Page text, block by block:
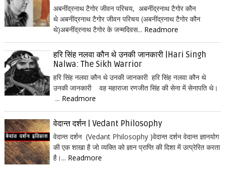
अबनींद्रनाथ टैगोर जीवन परिचय, अबनींद्रनाथ टैगोर कौन
थे अबनींद्रनाथ टैगोर जीवन परिचय (अबनींद्रनाथ टैगोर कौन
थे)अबनींद्रनाथ टैगोर के जन्मदिवस... Readmore
हरि सिंह नलवा कौन थे उनकी जानकारी |Hari Singh
Nalwa: The Sikh Warrior
हरि सिंह नलवा कौन थे उनकी जानकारी हरि सिंह नलवा कौन थे
उनकी जानकारी वह महाराजा रणजीत सिंह की सेना में सेनापति थे।
... Readmore
वेदान्त दर्शन | Vedant Philosophy
वेदान्त दर्शन (Vedant Philosophy )वेदान्त दर्शन वेदान्त ज्ञानयोग
की एक शाखा है जो व्यक्ति को ज्ञान प्राप्ति की दिशा में उत्प्रेरित करता
है।... Readmore